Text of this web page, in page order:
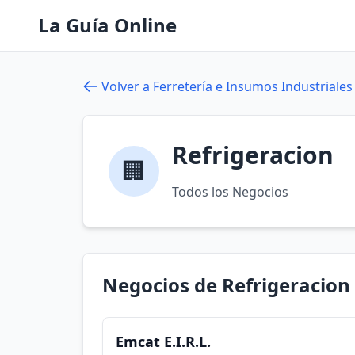
La Guía Online
Volver a Ferretería e Insumos Industriales
🏢 Refrigeracion
Todos los Negocios
Negocios de Refrigeracion
Emcat E.I.R.L.